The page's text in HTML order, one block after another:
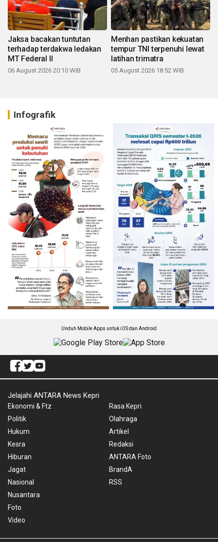
Jaksa bacakan tuntutan
terhadap terdakwa ledakan
MT Federal II
06 August 2026 20:10 WIB
Menhan pastikan kekuatan
tempur TNI terpenuhi lewat
latihan trimatra
05 August 2026 18:52 WIB
Infografik
Unduh Mobile Apps untuk iOS dan Android
Jelajahi ANTARA News Kepri
Ekonomi & Ftz
Politik
Hukum
Kesra
Hiburan
Jagat
Nasional
Nusantara
Foto
Video
Rasa Kepri
Olahraga
Artikel
Redaksi
ANTARA Foto
BrandA
RSS